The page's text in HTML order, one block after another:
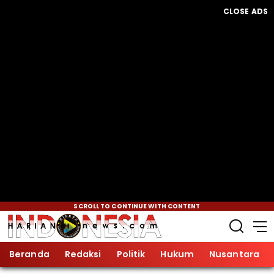
CLOSE ADS
SCROLL TO CONTINUE WITH CONTENT
Beranda Redaksi Politik Hukum Nusantara